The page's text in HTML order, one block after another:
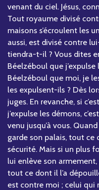
venant du ciel. Jésus,
Tout royaume divisé
maisons s’écroulent les
aussi, est divisé contre
tiendra-t-il ? Vous dites
Béelzéboul que j’expulse
Béelzéboul que moi, je
les expulsent-ils ? Dès
juges. En revanche, si
j’expulse les démons,
venu jusqu’à vous.
garde son palais, tout
sécurité. Mais si un plus
lui enlève son
tout ce dont il l’a
est contre moi ; celui qui